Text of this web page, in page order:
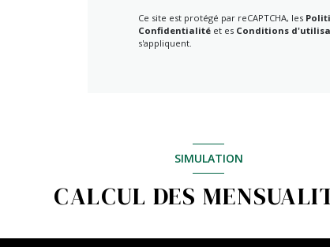
Ce site est protégé par reCAPTCHA, les
Confidentialitéet es Conditions
s'appliquent.
SIMULATION
CALCUL DES